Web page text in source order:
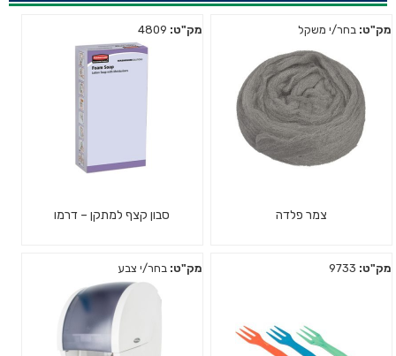
מק"ט: בחר/י משקל
צמר פלדה
מק"ט:
סבון קצף למתקן – דרמו
מק"ט: מק"ט: בחר/י צבע